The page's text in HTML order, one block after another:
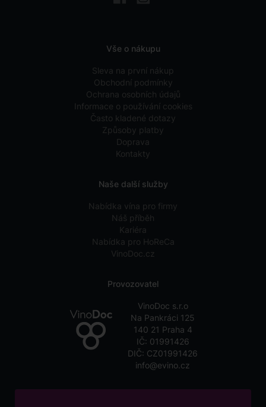
Vše o nákupu
Sleva na první nákup
Obchodní podmínky
Ochrana osobních údajů
Informace o používání cookies
Často kladené dotazy
Způsoby platby
Doprava
Kontakty
Naše další služby
Nabídka vína pro firmy
Náš příběh
Kariéra
Nabídka pro HoReCa
VinoDoc.cz
Provozovatel
VinoDoc s.r.o
Na Pankráci 125
140 21 Praha 4
IČ: 01991426
DIČ: CZ01991426
info@evino.cz